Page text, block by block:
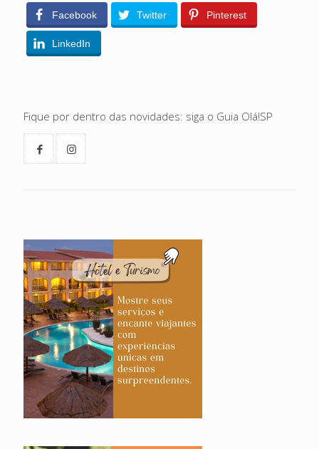
Facebook Twitter Pinterest
LinkedIn
Fique por dentro das novidades: siga o Guia Olá!SP